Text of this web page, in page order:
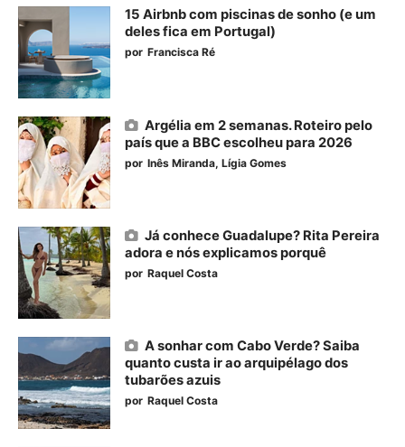
15 Airbnb com piscinas de sonho (e um
deles fica em Portugal)
por Francisca Ré
Argélia em 2 semanas. Roteiro pelo
país que a BBC escolheu para 2026
por Inês Miranda Lígia Gomes
Já conhece Guadalupe? Rita Pereira
adora e nós explicamos porquê
por Raquel Costa
A sonhar com Cabo Verde? Saiba
quanto custa ir ao arquipélago dos
tubarões azuis
por Raquel Costa